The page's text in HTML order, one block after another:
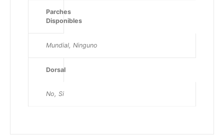
Parches
Disponibles
Mundial, Ninguno
Dorsal
No, Si